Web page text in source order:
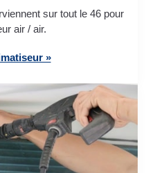
sur tout le 46 pour
air / air.
»